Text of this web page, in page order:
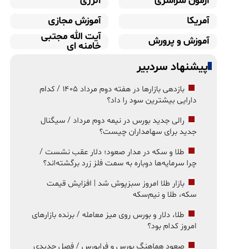
آمریکا
آموزش مجازی
آموزش و پرورش
آیت الله مجتبی
خامنه ای
پیشنهاد سردبیر
بازدهی بازارها در هفته دوم مرداد ۱۴۰۵ / کدام
دارایی بیشترین سود را داد؟
رالی جدید بورس در نیمه دوم مرداد / سیگنال
جدید برای سهامداران چیست؟
طلا و سکه در مدار صعود؛ دلار عقب نشست /
چرا سرمایه‌ها دوباره به سمت فلز زرد برگشته‌اند؟
بازار طلا امروز سبزپوش شد | افزایش قیمت
سکه، طلا و نیم‌سکه
طلا، دلار و بورس روی میز معامله / برنده بازارهای
امروز کدام بود؟
صعود هماهنگ بورس و فرابورس / فصل جدیدی